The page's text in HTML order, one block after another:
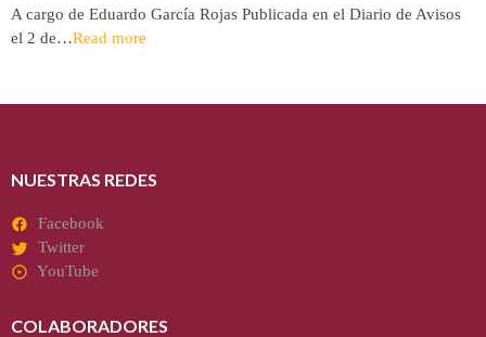
A cargo de Eduardo García Rojas Publicada en el Diario de Avisos
el 2 de…Read more
NUESTRAS REDES
Facebook
Twitter
YouTube
COLABORADORES